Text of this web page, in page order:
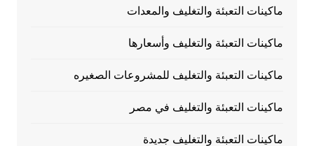
ماكينات التعبئة والتغليف والمعدات
ماكينات التعبئة والتغليف وأسعارها
ماكينات التعبئة والتغليف للمشروعات الصغيره
ماكينات التعبئة والتغليف في مصر
ماكينات التعبئة والتغليف جديدة